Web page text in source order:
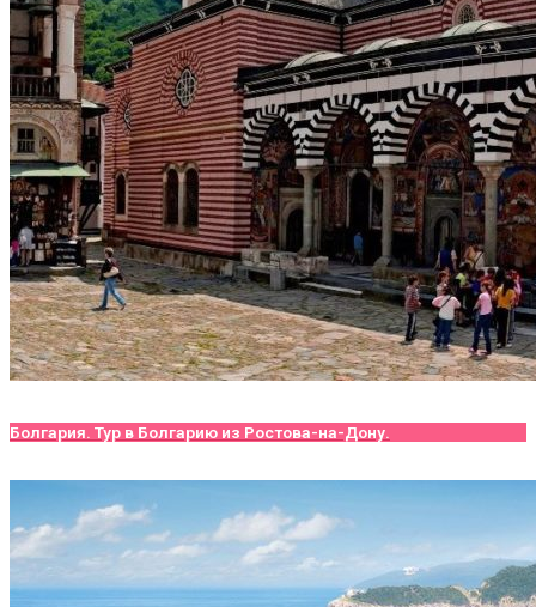
Болгария. Тур в Болгарию из Ростова-на-Дону.